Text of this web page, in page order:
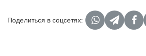
Поделиться в соцсетях: